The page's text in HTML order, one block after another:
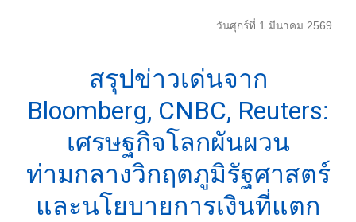
วันศุกร์ที่ 1 มีนาคม 2569
สรุปข่าวเด่นจาก
Bloomberg, CNBC, Reuters:
เศรษฐกิจโลกผันผวน
ท่ามกลางวิกฤตภูมิรัฐศาสตร์
และนโยบายการเงินที่แตก